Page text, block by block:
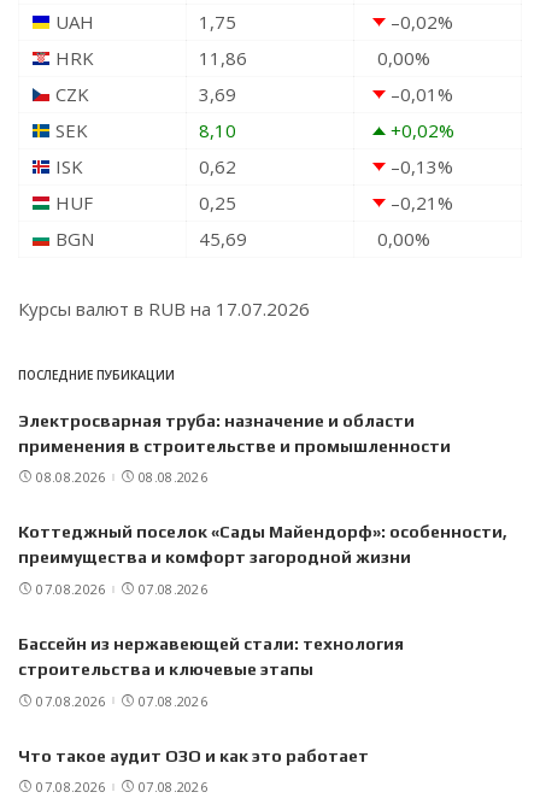
UAH
1,75 –0,02%
HRK
11,86 0,00%
CZK
3,69 –0,01%
SEK
8,10 +0,02%
ISK
0,62 –0,13%
HUF
0,25 –0,21%
BGN
45,69 0,00%
Курсы валют в RUB на 17.07.2026
ПОСЛЕДНИЕ ПУБИКАЦИИ
Электросварная труба: назначение и области
применения в строительстве и промышленности
08.08.2026 08.08.2026
Коттеджный поселок «Сады Майендорф»: особенности,
преимущества и комфорт загородной жизни
07.08.2026 07.08.2026
Бассейн из нержавеющей стали: технология
строительства и ключевые этапы
07.08.2026 07.08.2026
Что такое аудит ОЗО и как это работает
07.08.2026 07.08.2026